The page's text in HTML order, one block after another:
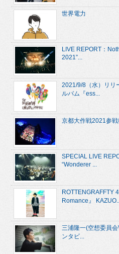
世界電力
LIVE REPORT：
2021”...
2021/9/8（水）リリ
ルバム『ess...
京都大作戦2021参
SPECIAL LIVE
“Wonderer ...
ROTTENGRAFFTY
Romance』
三浦隆一(空想委員
ンタビ...